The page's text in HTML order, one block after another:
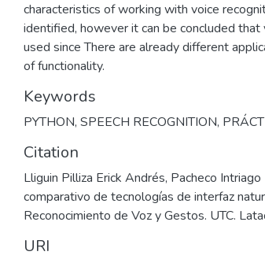
characteristics of working with voice
identified, however it can be concluded
used since There are already different
of functionality.
Keywords
PYTHON, SPEECH RECOGNITION,
Citation
Lliguin Pilliza Erick Andrés, Pacheco
comparativo de tecnologías de interfaz
Reconocimiento de Voz y Gestos. UTC.
URI